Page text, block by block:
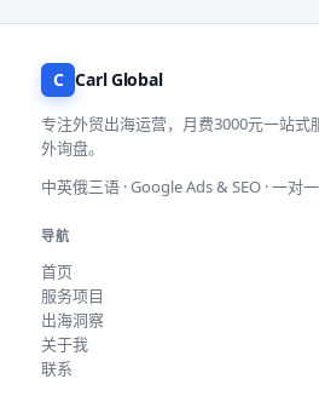
C Carl Global
专注外贸出海运营，月费3000元一站
外询盘。
中英俄三语 · Google Ads & SEO · 一对
导航
首页
服务项目
出海洞察
关于我
联系